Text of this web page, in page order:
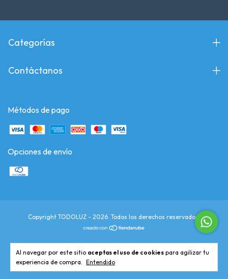
Al navegar por este sitio aceptas el uso de cookies para agilizar tu
experiencia de compra. Entendido
Categorías
Contáctanos
Métodos de pago
Opciones de envío
Copyright TODOLUZ - 2026. Todos los derechos reservados.